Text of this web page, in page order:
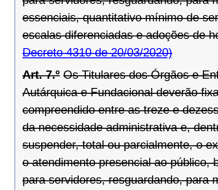
essenciais, quantitativo mínimo de
escalas diferenciadas e adoções de
Decreto 4310 de 20/03/2020)
Art. 7.º Os Titulares dos Órgãos e
Autárquica e Fundacional deverão
compreendido entre as treze e
da necessidade administrativa e,
suspender, total ou parcialmente, o
o atendimento presencial ao público,
para servidores, resguardando, para